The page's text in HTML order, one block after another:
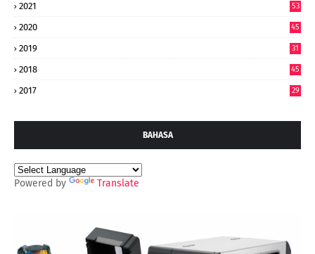
2021 53
2020 45
2019 31
2018 45
2017 29
BAHASA
Powered by Translate